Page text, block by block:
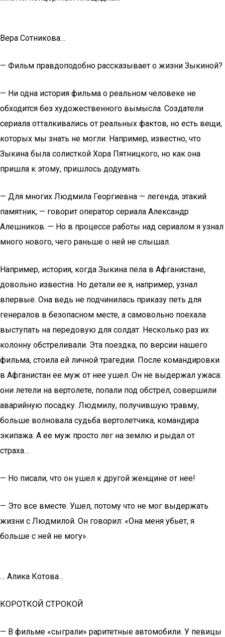
Вера Сотникова…
— Фильм правдоподобно рассказывает о жизни Зыкиной?
— Ни одна история фильма о реальном человеке не
обходится без художественного вымысла. Создатели
сериала отталкивались от реальных фактов, но есть вещи,
которых мы знать не могли. Например, известно, что
Зыкина была солисткой Хора Пятницкого, но как она
пришла к этому, пришлось додумать.
— Для многих Людмила Георгиевна — легенда, этакий
памятник, — говорит оператор сериала Александр
Алешников. — Но в процессе работы над сериалом я узнал
много нового, чего раньше о ней не слышал.
Например, история, когда Зыкина пела в Афганистане,
довольно известна. Но детали ее я, например, узнал
впервые. Она ведь не подчинилась приказу петь для
генералов в безопасном месте, а самовольно поехала
выступать на передовую для солдат. Несколько раз их
колонну обстреливали. Эта поездка, по версии нашего
фильма, стоила ей личной трагедии. После командировки
в Афганистан ее муж от нее ушел. Он не выдержал ужаса:
они летели на вертолете, попали под обстрел, совершили
аварийную посадку. Людмилу, получившую травму,
больше волновала судьба вертолетчика, командира
экипажа. А ее муж просто лег на землю и рыдал от
страха…
— Но писали, что он ушел к другой женщине от нее!
— Это все вместе. Ушел, потому что не мог выдержать
жизни с Людмилой. Он говорил: «Она меня убьет, я
больше с ней не могу».
… Алика Котова…
КОРОТКОЙ СТРОКОЙ
— В фильме «сыграли» раритетные автомобили. У певицы